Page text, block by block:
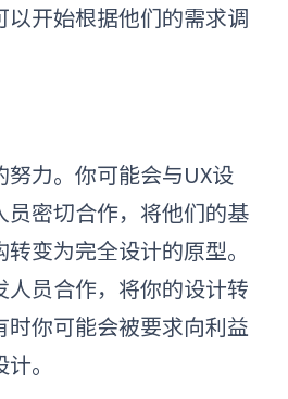
以开始根据他们的需求调
力。 你可能会与UX设
员密切合作，将他们的基
变为完全设计的原型。
人员合作，将你的设计转
时你可能会被要求向利益
。